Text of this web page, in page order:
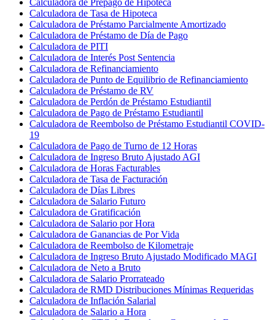
Calculadora de Tasa de Hipoteca
Calculadora de Préstamo Parcialmente Amortizado
Calculadora de Préstamo de Día de Pago
Calculadora de PITI
Calculadora de Interés Post Sentencia
Calculadora de Refinanciamiento
Calculadora de Punto de Equilibrio de Refinanciamiento
Calculadora de Préstamo de RV
Calculadora de Perdón de Préstamo Estudiantil
Calculadora de Pago de Préstamo Estudiantil
Calculadora de Reembolso de Préstamo Estudiantil COVID-
19
Calculadora de Pago de Turno de 12 Horas
Calculadora de Ingreso Bruto Ajustado AGI
Calculadora de Horas Facturables
Calculadora de Tasa de Facturación
Calculadora de Días Libres
Calculadora de Salario Futuro
Calculadora de Gratificación
Calculadora de Salario por Hora
Calculadora de Ganancias de Por Vida
Calculadora de Reembolso de Kilometraje
Calculadora de Ingreso Bruto Ajustado Modificado MAGI
Calculadora de Neto a Bruto
Calculadora de Salario Prorrateado
Calculadora de RMD Distribuciones Mínimas Requeridas
Calculadora de Inflación Salarial
Calculadora de Salario a Hora